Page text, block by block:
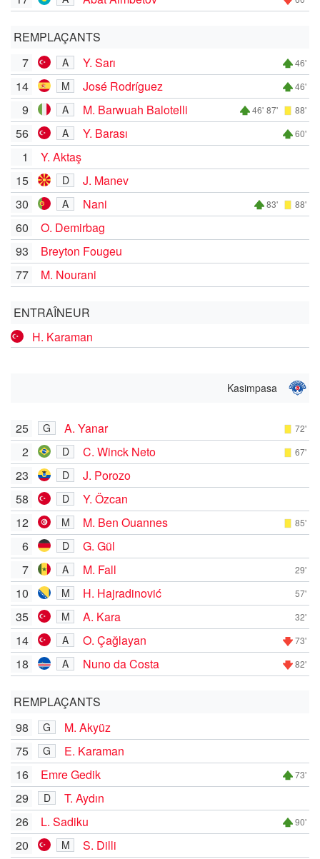
REMPLAÇANTS
7
A Y. Sarı 46'
14 M José Rodríguez 46'
9 A M. Barwuah Balotelli 46' 87' 88'
56 A Y. Barası 60'
1
Y. Aktaş
15
D
J. Manev
30
A Nani 83' 88'
60
O. Demirbag
93
Breyton Fougeu
77
M. Nourani
ENTRAÎNEUR
H. Karaman
Kasimpasa
25 G A. Yanar 72'
2 D C. Winck Neto 67'
23 D
J. Porozo
58
D
Y. Özcan
12
M M. Ben Ouannes 85'
6 D
G. Gül
7
A M. Fall 29'
10 M H. Hajradinović 57'
35 M A. Kara 32'
14 A O. Çağlayan 73'
18 A Nuno da Costa 82'
REMPLAÇANTS
98
G
M. Akyüz
75
G
E. Karaman
16
Emre Gedik 73'
29 D
T. Aydın
26
L. Sadiku 90'
20 M S. Dilli